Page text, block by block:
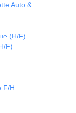
Auto &
(H/F)
F)
F/H